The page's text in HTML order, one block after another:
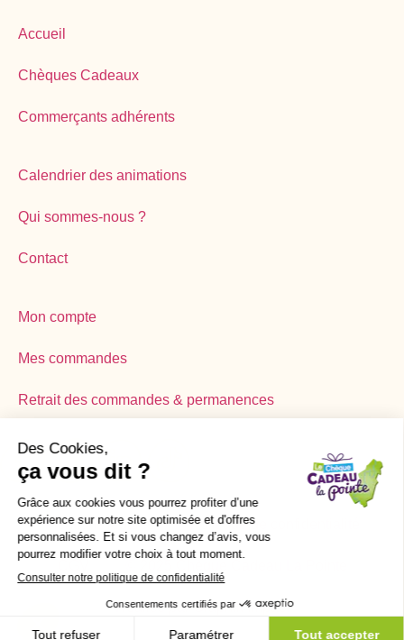
Accueil
Chèques Cadeaux
Commerçants adhérents
Calendrier des animations
Qui sommes-nous ?
Contact
Mon compte
Mes commandes
Retrait des commandes & permanences
Mentions légales Politique de confidentialité
Réalisé par Graphik Impact